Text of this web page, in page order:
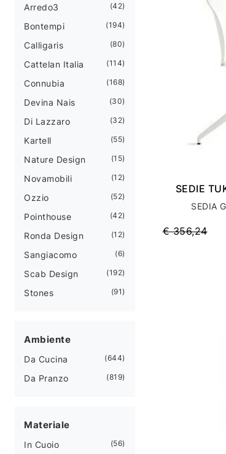
Arredo3 42
Bontempi 194
Calligaris 80
Cattelan Italia 114
Connubia 168
Devina Nais 30
Di Lazzaro 32
Kartell 55
Nature Design 15
Novamobili 12
Ozzio 52
Pointhouse 42
Ronda Design 12
Sangiacomo 6
Scab Design 192
Stones 91
Ambiente
Da Cucina 644
Da Pranzo 819
Materiale
In Cuoio 56
SEDIE
SEDIA
€ 356,24